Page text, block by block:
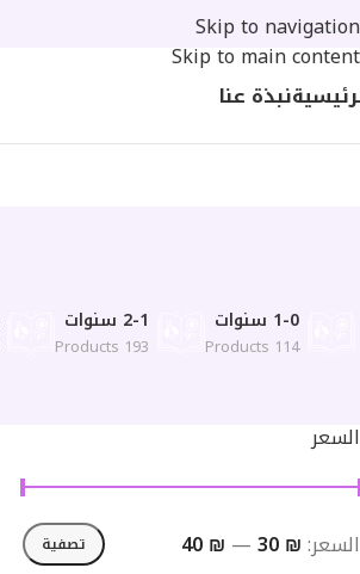
Skip to navigation
Skip to main content
نبذة عنا
1-0 سنوات
114 Products
2-1 سنوات
193 Products
السعر
تصفية السعر:₪ 30
—
₪ 40